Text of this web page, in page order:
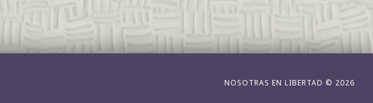
NOSOTRAS EN LIBERTAD © 2026